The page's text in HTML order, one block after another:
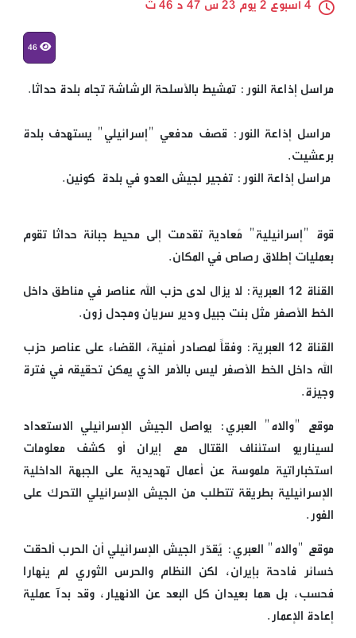
4 أسبوع 2 يوم 23 س 47 د 46 ث
46
مراسل إذاعة النور: تمشيط بالأسلحة الرشاشة تجاه بلدة حداثا.
مراسل إذاعة النور: قصف مدفعي "إسرائيلي" يستهدف بلدة
برعشيت.
مراسل إذاعة النور: تفجير لجيش العدو في بلدة كونين.
قوة "إسرائيلية" مُعادية تقدمت إلى محيط جبانة حداثا تقوم
بعمليات إطلاق رصاص في المكان.
القناة 12 العبرية: لا يزال لدى حزب الله عناصر في مناطق داخل
الخط الأصفر مثل بنت جبيل ودير سريان ومجدل زون.
القناة 12 العبرية: وفقاً لمصادر أمنية، القضاء على عناصر حزب
الله داخل الخط الأصفر ليس بالأمر الذي يمكن تحقيقه في فترة
وجيزة.
موقع "والاه" العبري: يواصل الجيش الإسرائيلي الاستعداد
لسيناريو استئناف القتال مع إيران أو كشف معلومات
استخباراتية ملموسة عن أعمال تهديدية على الجبهة الداخلية
الإسرائيلية بطريقة تتطلب من الجيش الإسرائيلي التحرك على
الفور.
موقع "والاه" العبري: يُقدّر الجيش الإسرائيلي أن الحرب ألحقت
خسائر فادحة بإيران، لكن النظام والحرس الثوري لم ينهارا
فحسب، بل هما بعيدان كل البعد عن الانهيار، وقد بدآ عملية
إعادة الإعمار.